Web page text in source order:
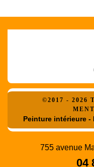
©2017 - 2026
Peinture intérieure -
755 avenue
04